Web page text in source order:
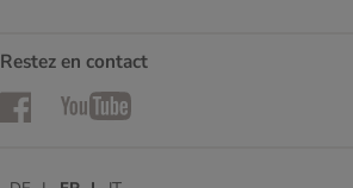
Restez en contact
FacebookYouTube